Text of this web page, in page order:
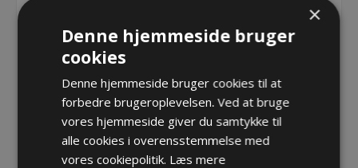
EMC
Forskruning M20x 1,5, KAD 14-9mm EMC - Sælges i
pakker á 5 stk.
Varenr.: PF BG 220VA TRI
Producent: Pflitsch GmbH & Co. KG
×
Denne hjemmeside bruger
cookies
Denne hjemmeside bruger cookies til at
forbedre brugeroplevelsen. Ved at bruge
vores hjemmeside giver du samtykke til
alle cookies i overensstemmelse med
vores cookiepolitik. Læs mere